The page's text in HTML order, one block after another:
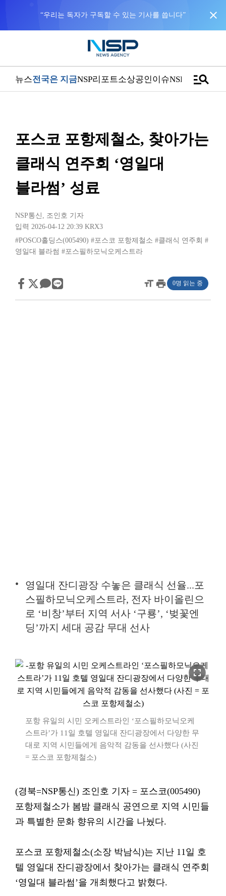
“우리는 독자가 구독할 수 있는 기사를 씁니다” close
뉴스전국은 지금NSP리포트소상공인이슈NSPTVmanage_search
포스코 포항제철소, 찾아가는
클래식 연주회 ‘영일대
블라썸’ 성료
NSP통신 , 조인호 기자
입력 2026-04-12 20:39 KRX3
#POSCO홀딩스(005490) #포스코 포항제철소 #클래식 연주회 #
영일대 블라썸 #포스필하모닉오케스트라
format_sizeprint 0명 읽는 중
영일대 잔디광장 수놓은 클래식 선율...포
스필하모닉오케스트라, 전자 바이올린으
로 ‘비창’부터 지역 서사 ‘구룡’, ‘벚꽃엔
딩’까지 세대 공감 무대 선사
fullscreen
포항 유일의 시민 오케스트라인 ‘포스필하모닉오케
스트라’가 11일 호텔 영일대 잔디광장에서 다양한 무
대로 지역 시민들에게 음악적 감동을 선사했다 (사진
= 포스코 포항제철소)
(경북=NSP통신) 조인호 기자 = 포스코(005490)
포항제철소가 봄밤 클래식 공연으로 지역 시민들
과 특별한 문화 향유의 시간을 나눴다.
포스코 포항제철소(소장 박남식)는 지난 11일 호
텔 영일대 잔디광장에서 찾아가는 클래식 연주회
‘영일대 블라썸’을 개최했다고 밝혔다.